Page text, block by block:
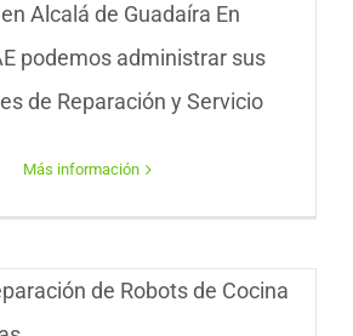
Alcalá de Guadaíra En
podemos administrar sus
de Reparación y Servicio
Más información